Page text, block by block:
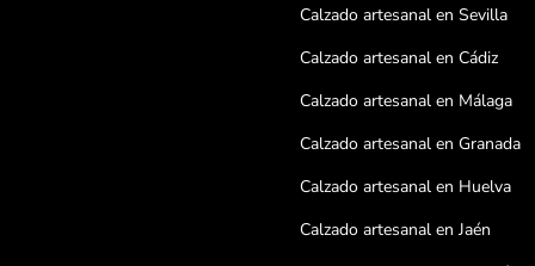
Calzado artesanal en Sevilla
Calzado artesanal en Cádiz
Calzado artesanal en Málaga
Calzado artesanal en Granada
Calzado artesanal en Huelva
Calzado artesanal en Jaén